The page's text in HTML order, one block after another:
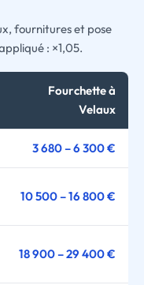
fournitures et pose
: ×1,05.
Fourchette à
Velaux
3 680 – 6 300 €
10 500 – 16 800 €
18 900 – 29 400 €